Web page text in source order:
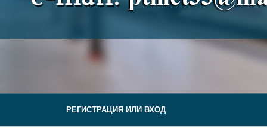
РЕГИСТРАЦИЯ ИЛИ ВХОД